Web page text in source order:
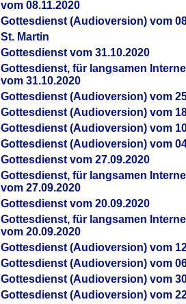
vom 08.11.2020
Gottesdienst (Audioversion) vom
St. Martin
Gottesdienst vom 31.10.2020
Gottesdienst, für langsamen
vom 31.10.2020
Gottesdienst (Audioversion) vom
Gottesdienst (Audioversion) vom
Gottesdienst (Audioversion) vom
Gottesdienst (Audioversion) vom
Gottesdienst vom 27.09.2020
Gottesdienst, für langsamen
vom 27.09.2020
Gottesdienst vom 20.09.2020
Gottesdienst, für langsamen
vom 20.09.2020
Gottesdienst (Audioversion) vom
Gottesdienst (Audioversion) vom
Gottesdienst (Audioversion) vom
Gottesdienst (Audioversion) vom